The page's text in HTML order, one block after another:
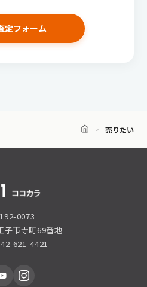
定フォーム
売りたい
0073
子市寺町69番地
621-4421